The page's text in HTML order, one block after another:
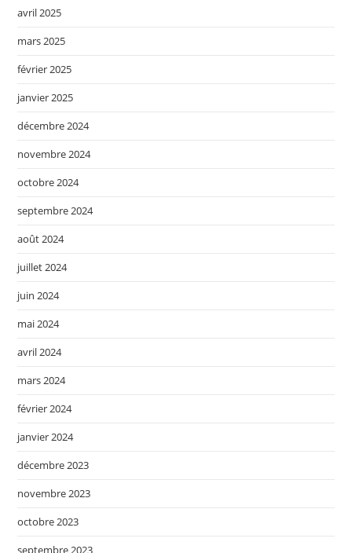
avril 2025
mars 2025
février 2025
janvier 2025
décembre 2024
novembre 2024
octobre 2024
septembre 2024
août 2024
juillet 2024
juin 2024
mai 2024
avril 2024
mars 2024
février 2024
janvier 2024
décembre 2023
novembre 2023
octobre 2023
septembre 2023